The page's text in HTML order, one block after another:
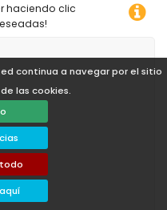
continua a navegar por el sitio
las cookies.
haciendo clic